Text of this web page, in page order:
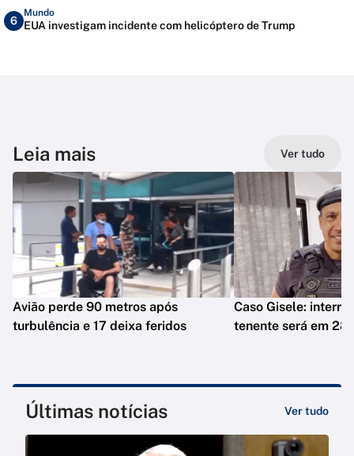
6
Mundo
EUA investigam incidente com helicóptero de Trump
Leia mais Ver tudo
Avião perde 90 metros após
turbulência e 17 deixa feridos
Caso Gisele:
tenente será em 28
Últimas notícias Ver tudo